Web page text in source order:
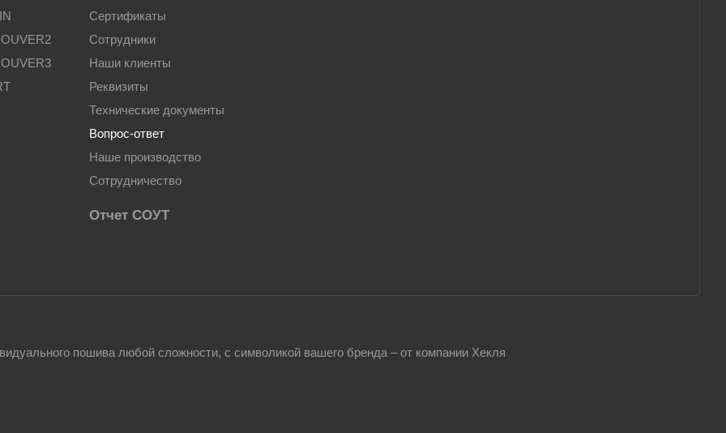
Сертификаты
Сотрудники
Наши клиенты
Реквизиты
Технические документы
Вопрос-ответ
Наше производство
Сотрудничество
Отчет СОУТ
пошива любой сложности, с символикой вашего бренда – от компании Хекля